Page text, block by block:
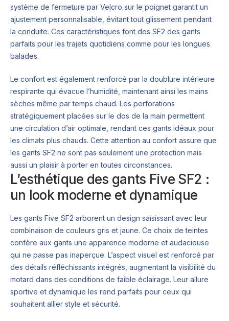
système de fermeture par Velcro sur le poignet garantit un
ajustement personnalisable, évitant tout glissement pendant
la conduite. Ces caractéristiques font des SF2 des gants
parfaits pour les trajets quotidiens comme pour les longues
balades.
Le confort est également renforcé par la doublure intérieure
respirante qui évacue l’humidité, maintenant ainsi les mains
sèches même par temps chaud. Les perforations
stratégiquement placées sur le dos de la main permettent
une circulation d’air optimale, rendant ces gants idéaux pour
les climats plus chauds. Cette attention au confort assure que
les gants SF2 ne sont pas seulement une protection mais
aussi un plaisir à porter en toutes circonstances.
L’esthétique des gants Five SF2 :
un look moderne et dynamique
Les gants Five SF2 arborent un design saisissant avec leur
combinaison de couleurs gris et jaune. Ce choix de teintes
confère aux gants une apparence moderne et audacieuse
qui ne passe pas inaperçue. L’aspect visuel est renforcé par
des détails réfléchissants intégrés, augmentant la visibilité du
motard dans des conditions de faible éclairage. Leur allure
sportive et dynamique les rend parfaits pour ceux qui
souhaitent allier style et sécurité.